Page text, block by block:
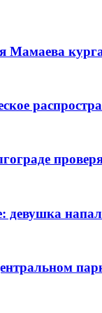
Мамаева
девушка